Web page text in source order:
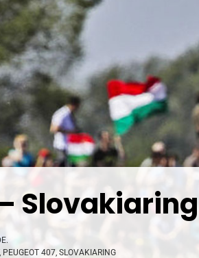
– Slovakiaring
, PEUGEOT 407, SLOVAKIARING